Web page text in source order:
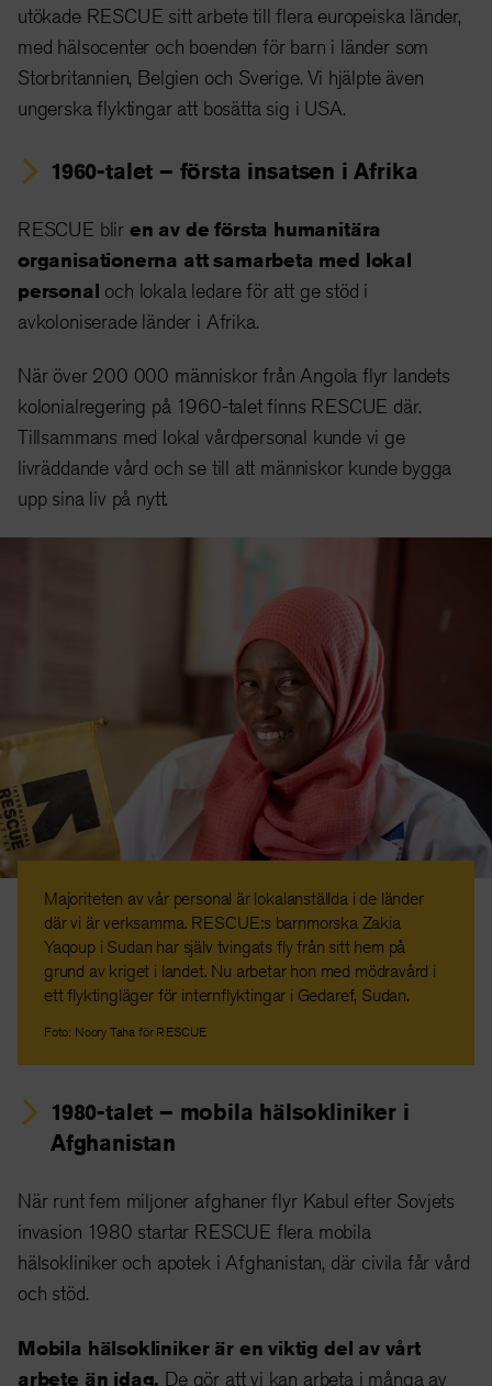
utökade RESCUE sitt arbete till flera europeiska länder,
med hälsocenter och boenden för barn i länder som
Storbritannien, Belgien och Sverige. Vi hjälpte även
ungerska flyktingar att bosätta sig i USA.
1960-talet – första insatsen i Afrika
RESCUE blir en av de första humanitära
organisationerna att samarbeta med lokal
personal och lokala ledare för att ge stöd i
avkoloniserade länder i Afrika.
När över 200 000 människor från Angola flyr landets
kolonialregering på 1960-talet finns RESCUE där.
Tillsammans med lokal vårdpersonal kunde vi ge
livräddande vård och se till att människor kunde bygga
upp sina liv på nytt.
Majoriteten av vår personal är lokalanställda i de länder
där vi är verksamma. RESCUE:s barnmorska Zakia
Yaqoup i Sudan har själv tvingats fly från sitt hem på
grund av kriget i landet. Nu arbetar hon med mödravård i
ett flyktingläger för internflyktingar i Gedaref, Sudan.
Foto: Noory Taha för RESCUE
1980-talet – mobila hälsokliniker i
Afghanistan
När runt fem miljoner afghaner flyr Kabul efter Sovjets
invasion 1980 startar RESCUE flera mobila
hälsokliniker och apotek i Afghanistan, där civila får vård
och stöd.
Mobila hälsokliniker är en viktig del av vårt
arbete än idag. De gör att vi kan arbeta i många av